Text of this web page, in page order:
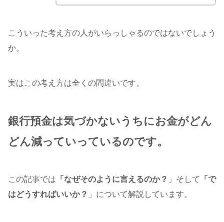
こういった考え方の人がいらっしゃるのではないでしょう
か。
実はこの考え方は全くの間違いです。
銀行預金は気づかないうちにお金がどん
どん減っていっているのです。
この記事では 「なぜそのように言えるのか？ 」そして
「で
はどうすればいいか？ 」について解説しています。